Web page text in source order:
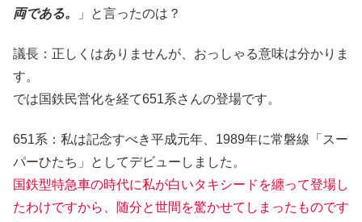
両である。
」と言ったのは？
議長：正しくはありませんが、おっしゃる意味は分かりま
す。
では国鉄民営化を経て651系さんの登場です。
651系：私は記念すべき平成元年、1989年に常磐線「スー
パーひたち」としてデビューしました。
国鉄型特急車の時代に私が白いタキシードを纏って登場し
たわけですから、随分と世間を驚かせてしまったものです